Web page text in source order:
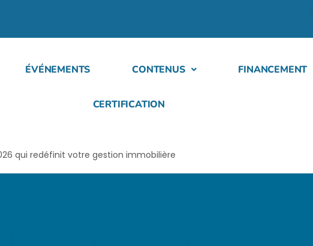
ÉVÉNEMENTS CONTENUS FINANCEMENT
CERTIFICATION
qui redéfinit votre gestion immobilière